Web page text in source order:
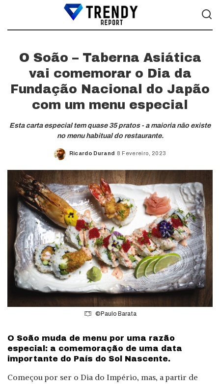
O Soão – Taberna Asiática
vai comemorar o Dia da
Fundação Nacional do Japão
com um menu especial
Esta carta especial tem quase 35 pratos - a maioria não existe
no menu habitual do restaurante.
Posted
Ricardo Durand 8 Fevereiro, 2023
©Paulo Barata
O Soão muda de menu por uma razão
especial: a comemoração de uma data
importante do País do Sol Nascente.
Começou por ser o Dia do Império, mas, a partir de